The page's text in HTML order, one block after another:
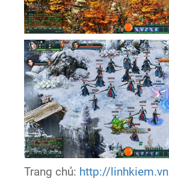
Trang chủ: http://linhkiem.vn